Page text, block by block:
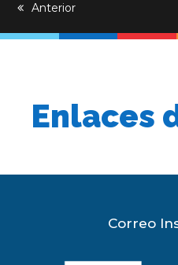
previous
Anterior
Enlaces
Correo